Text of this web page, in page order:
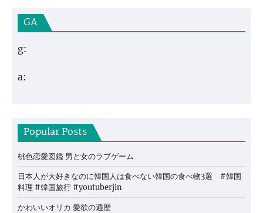
GA
g:
a:
Popular Posts
桃色恋愛図鑑 男と女のラブゲーム
日本人が大好きなのに韓国人は食べない韓国の食べ物3選 #韓国
料理 #韓国旅行 #youtuberjin
かわいいオリカ 愛欲の遍歴